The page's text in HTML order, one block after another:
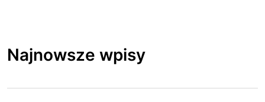
Najnowsze wpisy